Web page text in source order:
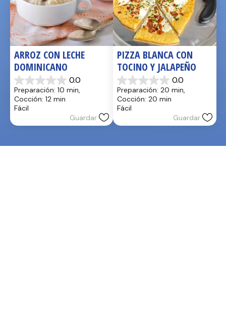
ARROZ CON LECHE
DOMINICANO
0.0
0.0
de
5
estrellas.
Preparación: 10 min,
Cocción: 12 min
Fácil
Guardar
PIZZA BLANCA CON
TOCINO Y JALAPEÑO
0.0
0.0
de
5
estrellas.
Preparación: 20 min,
Cocción: 20 min
Fácil
Guardar